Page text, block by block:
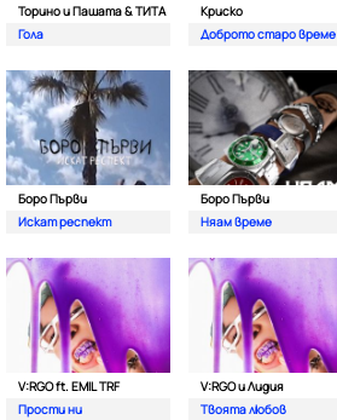
Торино и Пашата & ТИТА
Гола
Криско
Доброто старо време
Боро Първи
Искат респект
Боро Първи
Няам време
V:RGO ft. EMIL TRF
Прости ни
V:RGO и Лидия
Твоята любов